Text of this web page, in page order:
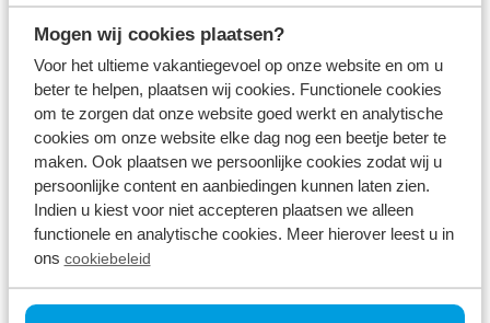
Mogen wij cookies plaatsen?
Voor het ultieme vakantiegevoel op onze website en om u
beter te helpen, plaatsen wij cookies. Functionele cookies
om te zorgen dat onze website goed werkt en analytische
cookies om onze website elke dag nog een beetje beter te
maken. Ook plaatsen we persoonlijke cookies zodat wij u
persoonlijke content en aanbiedingen kunnen laten zien.
Indien u kiest voor niet accepteren plaatsen we alleen
functionele en analytische cookies. Meer hierover leest u in
ons cookiebeleid
Ein Aufenthalt in unserem Park bedeutet einen
Urlaub in der Nähe von Rotterdam. Ideal für einen
Besuch des Euromasts, der Markthalle oder der
Würfelhäuser. Spazieren Sie über die
Erasmusbrücke oder fahren Sie bei einer Bootsfahrt
auf der Maas unter ihr hindurch. Sie werden
während Ihres Urlaubs in der Nähe von Rotterdam
jedes Mal eine andere Perspektive haben.